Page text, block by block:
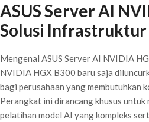
ASUS Server AI
Solusi
Mengenal ASUS Server AI NVIDIA
NVIDIA HGX B300 baru saja
bagi perusahaan yang membutuhkan
Perangkat ini dirancang khusus untuk
pelatihan model AI yang kompleks